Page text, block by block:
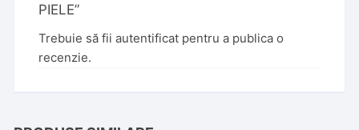
PIELE”
Trebuie să fiiautentificat pentru a publica o
recenzie.